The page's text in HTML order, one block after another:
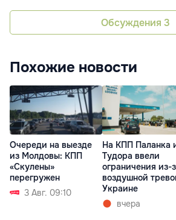
Обсуждения 3
Похожие новости
Очереди на выезде
из Молдовы: КПП
«Скулены»
перегружен
3 Авг. 09:10
На КПП Паланка
Тудора ввели
ограничения из-
воздушной
Украине
вчера